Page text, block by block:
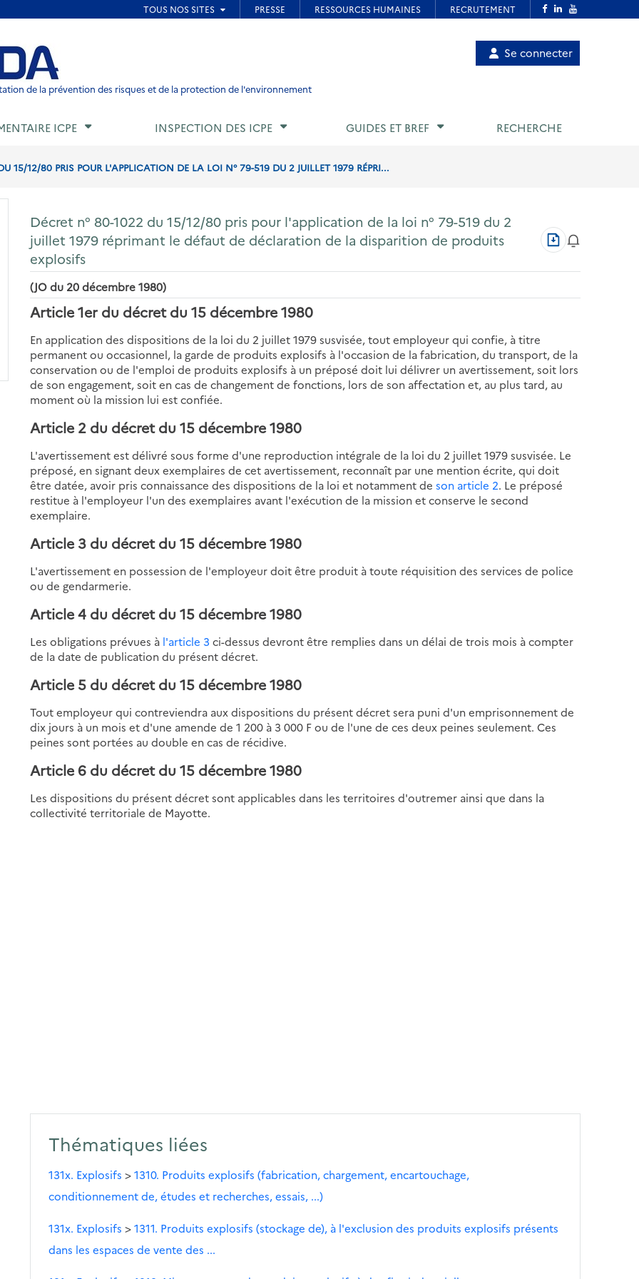
de page
de la prévention des risques et de la protection de l'environnement
Menu
utilisateur
Se connecter
ICPE INSPECTION DES ICPE GUIDES ET BREF RECHERCHE
15/12/80 PRIS POUR L'APPLICATION DE LA LOI N° 79-519 DU 2 JUILLET 1979 RÉPRI...
Décret n° 80-1022 du 15/12/80 pris pour l'application de la loi n° 79-519 du 2
juillet 1979 réprimant le défaut de déclaration de la disparition de produits
explosifs
Télécharger
au
(JO du 20 décembre 1980)
Article 1er du décret du 15 décembre 1980
En application des dispositions de la loi du 2 juillet 1979 susvisée, tout employeur qui confie, à titre
permanent ou occasionnel, la garde de produits explosifs à l'occasion de la fabrication, du transport, de la
conservation ou de l'emploi de produits explosifs à un préposé doit lui délivrer un avertissement, soit lors
de son engagement, soit en cas de changement de fonctions, lors de son affectation et, au plus tard, au
moment où la mission lui est confiée.
Article 2 du décret du 15 décembre 1980
L'avertissement est délivré sous forme d'une reproduction intégrale de la loi du 2 juillet 1979 susvisée. Le
préposé, en signant deux exemplaires de cet avertissement, reconnaît par une mention écrite, qui doit
être datée, avoir pris connaissance des dispositions de la loi et notamment deson article 2. Le préposé
restitue à l'employeur l'un des exemplaires avant l'exécution de la mission et conserve le second
exemplaire.
Article 3 du décret du 15 décembre 1980
L'avertissement en possession de l'employeur doit être produit à toute réquisition des services de police
ou de gendarmerie.
Article 4 du décret du 15 décembre 1980
Les obligations prévues à l'article 3 ci-dessus devront être remplies dans un délai de trois mois à compter
de la date de publication du présent décret.
Article 5 du décret du 15 décembre 1980
Tout employeur qui contreviendra aux dispositions du présent décret sera puni d'un emprisonnement de
dix jours à un mois et d'une amende de 1 200 à 3 000 F ou de l'une de ces deux peines seulement. Ces
peines sont portées au double en cas de récidive.
Article 6 du décret du 15 décembre 1980
Les dispositions du présent décret sont applicables dans les territoires d'outremer ainsi que dans la
collectivité territoriale de Mayotte.
Thématiques liées
131x. Explosifs >1310. Produits explosifs (fabrication, chargement, encartouchage,
conditionnement de, études et recherches, essais, ...)
131x. Explosifs >1311. Produits explosifs (stockage de), à l'exclusion des produits explosifs présents
dans les espaces de vente des ...